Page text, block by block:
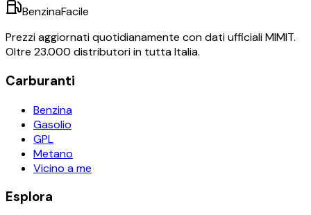
BenzinaFacile
Prezzi aggiornati quotidianamente con dati ufficiali MIMIT.
Oltre 23.000 distributori in tutta Italia.
Carburanti
Benzina
Gasolio
GPL
Metano
Vicino a me
Esplora